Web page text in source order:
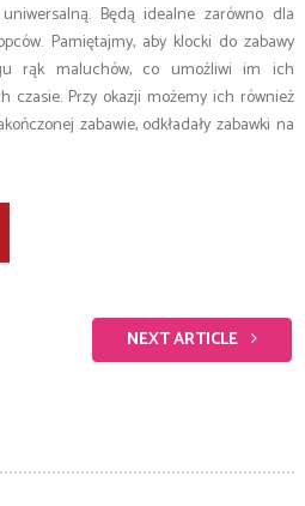
Będą idealne zarówno dla
Pamiętajmy, aby klocki do zabawy
rąk maluchów, co umożliwi im ich
czasie. Przy okazji możemy ich również
zabawie, odkładały zabawki na
NEXT ARTICLE